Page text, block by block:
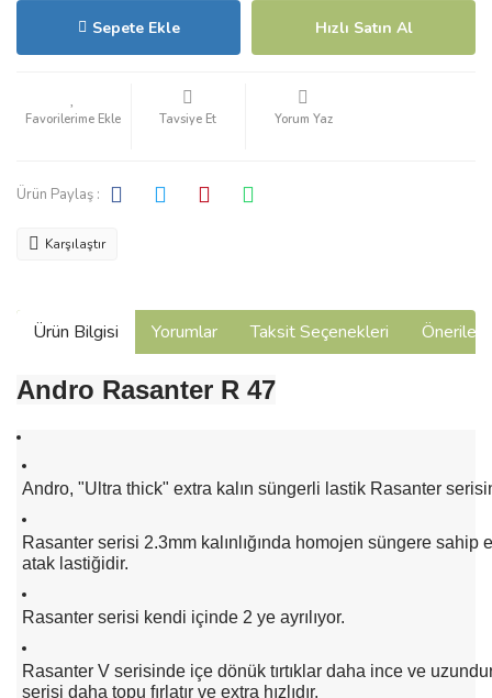
Sepete Ekle Hızlı Satın Al
Tavsiye Et Yorum Yaz
Ürün Paylaş :
Karşılaştır
Ürün Bilgisi Yorumlar Taksit Seçenekleri
Andro Rasanter R 47
Andro, "Ultra thick" extra kalın süngerli lastik Rasanter
Rasanter serisi 2.3mm kalınlığında homojen süngere sahip
atak lastiğidir.
Rasanter serisi kendi içinde 2 ye ayrılıyor.
Rasanter V serisinde içe dönük tırtıklar daha ince ve
serisi daha topu fırlatır ve extra hızlıdır.